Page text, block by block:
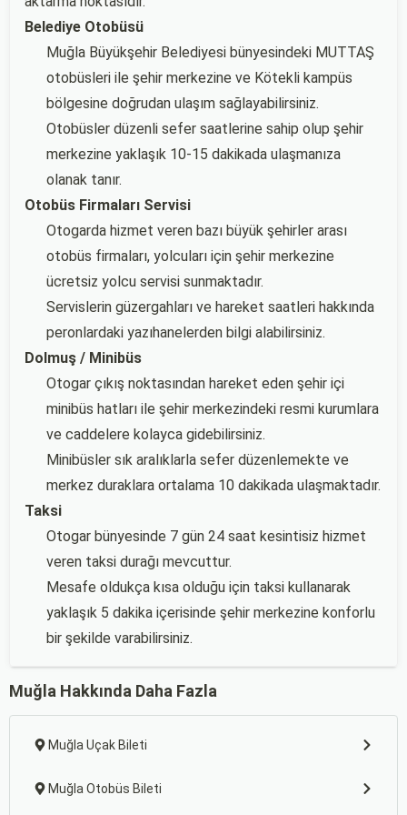
Belediye Otobüsü
Muğla Büyükşehir Belediyesi bünyesindeki MUTTAŞ
otobüsleri ile şehir merkezine ve Kötekli kampüs
bölgesine doğrudan ulaşım sağlayabilirsiniz.
Otobüsler düzenli sefer saatlerine sahip olup şehir
merkezine yaklaşık 10-15 dakikada ulaşmanıza
olanak tanır.
Otobüs Firmaları Servisi
Otogarda hizmet veren bazı büyük şehirler arası
otobüs firmaları, yolcuları için şehir merkezine
ücretsiz yolcu servisi sunmaktadır.
Servislerin güzergahları ve hareket saatleri hakkında
peronlardaki yazıhanelerden bilgi alabilirsiniz.
Dolmuş / Minibüs
Otogar çıkış noktasından hareket eden şehir içi
minibüs hatları ile şehir merkezindeki resmi kurumlara
ve caddelere kolayca gidebilirsiniz.
Minibüsler sık aralıklarla sefer düzenlemekte ve
merkez duraklara ortalama 10 dakikada ulaşmaktadır.
Taksi
Otogar bünyesinde 7 gün 24 saat kesintisiz hizmet
veren taksi durağı mevcuttur.
Mesafe oldukça kısa olduğu için taksi kullanarak
yaklaşık 5 dakika içerisinde şehir merkezine konforlu
bir şekilde varabilirsiniz.
Muğla Hakkında Daha Fazla
Muğla Uçak Bileti
Muğla Otobüs Bileti